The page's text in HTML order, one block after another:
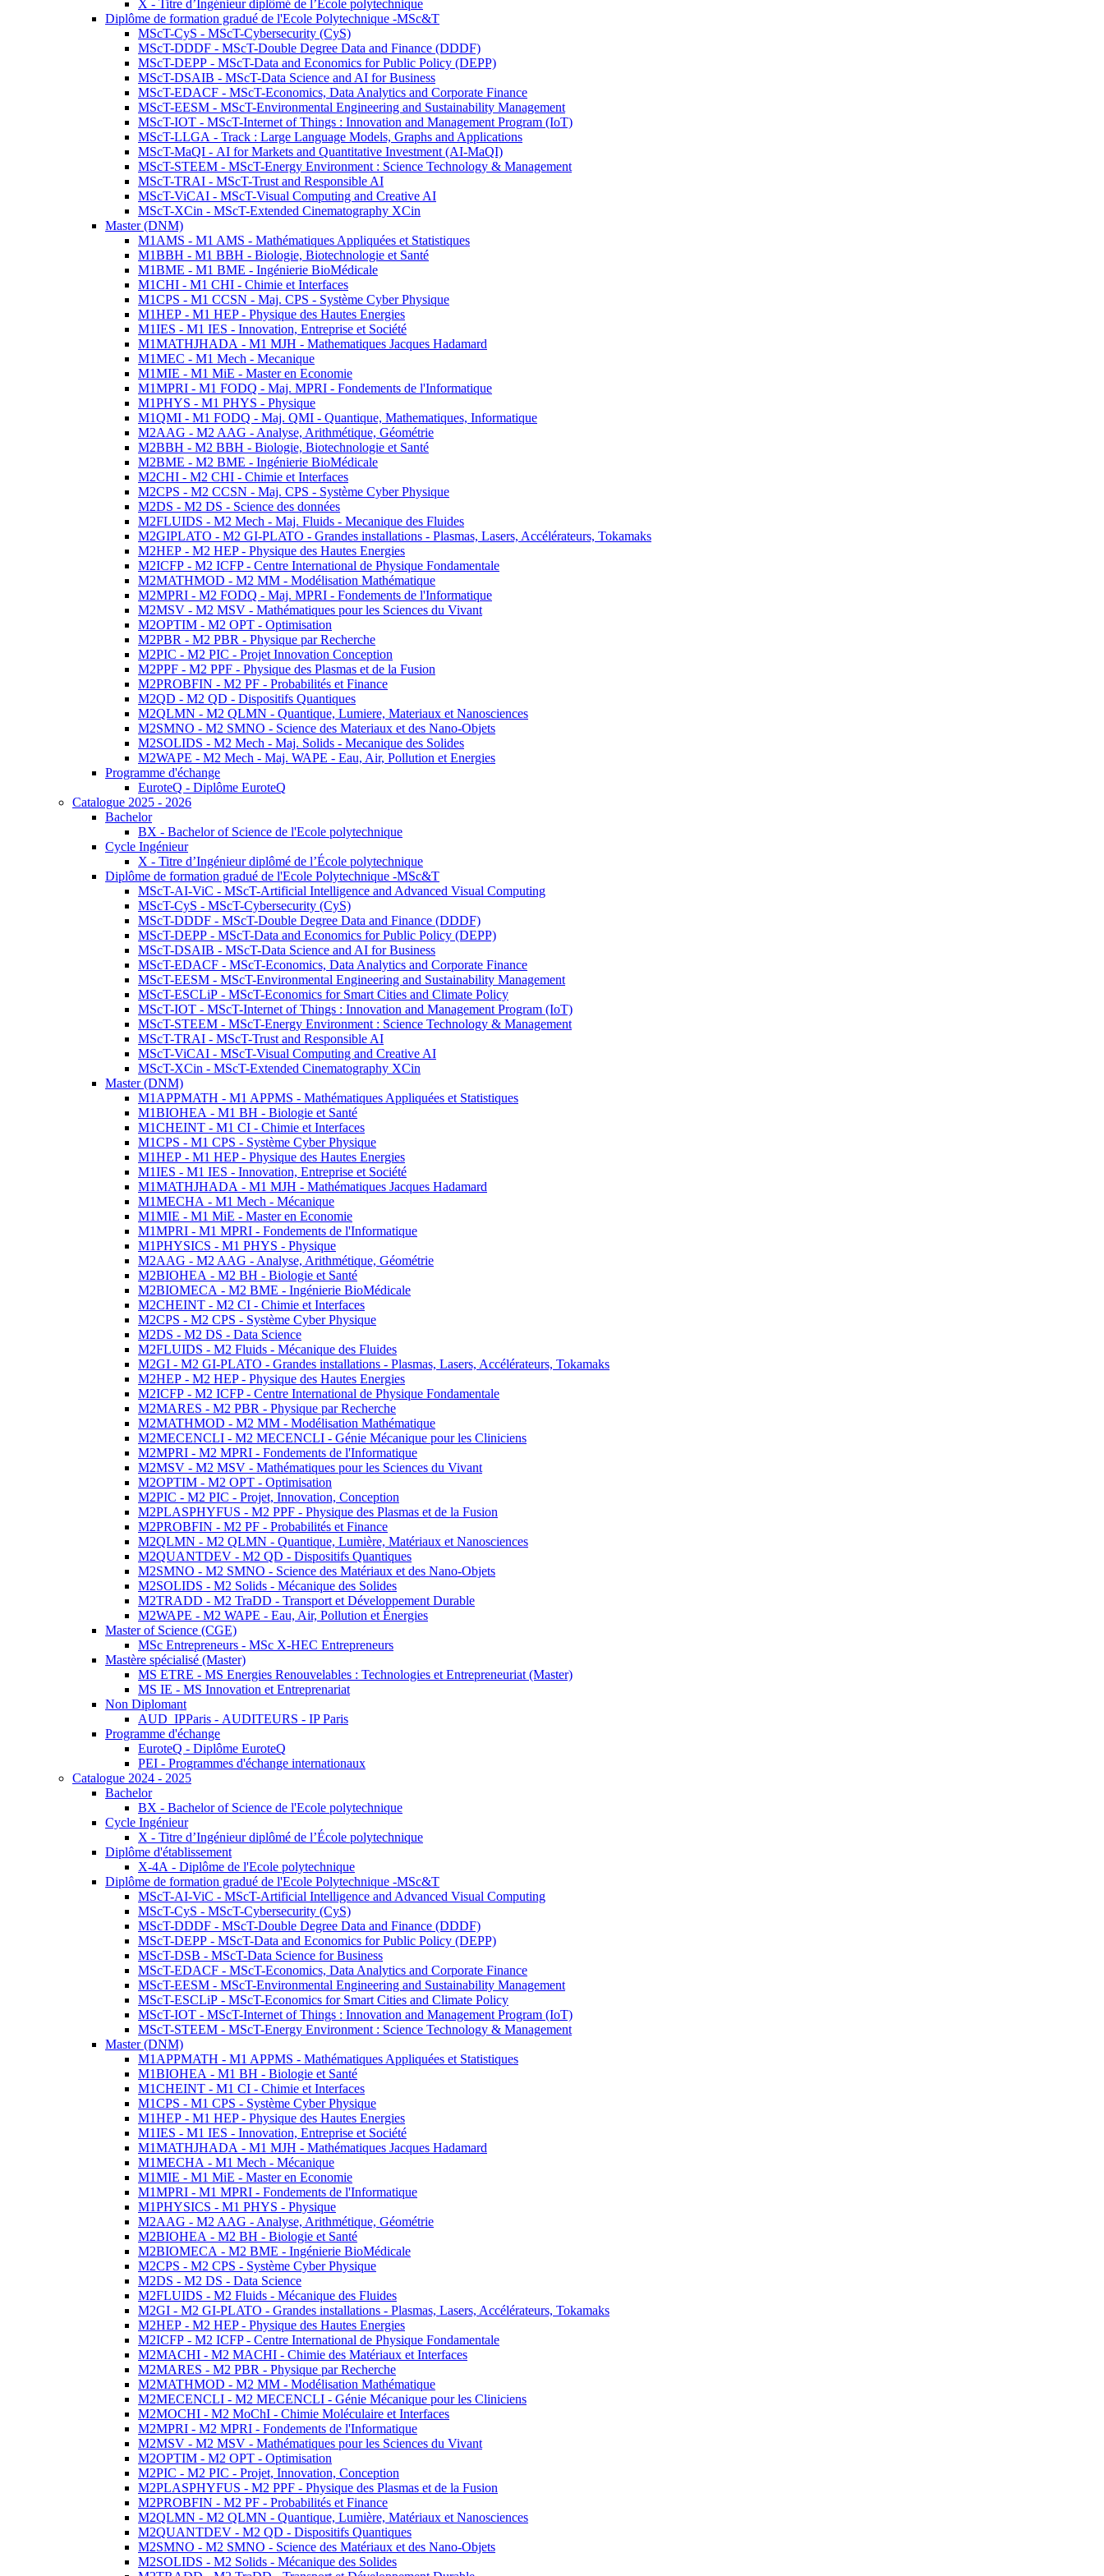
X - Titre d’Ingénieur diplômé de l’École polytechnique
Diplôme de formation gradué de l'Ecole Polytechnique -MSc&T
MScT-CyS - MScT-Cybersecurity (CyS)
MScT-DDDF - MScT-Double Degree Data and Finance (DDDF)
MScT-DEPP - MScT-Data and Economics for Public Policy (DEPP)
MScT-DSAIB - MScT-Data Science and AI for Business
MScT-EDACF - MScT-Economics, Data Analytics and Corporate Finance
MScT-EESM - MScT-Environmental Engineering and Sustainability Management
MScT-IOT - MScT-Internet of Things : Innovation and Management Program (IoT)
MScT-LLGA - Track : Large Language Models, Graphs and Applications
MScT-MaQI - AI for Markets and Quantitative Investment (AI-MaQI)
MScT-STEEM - MScT-Energy Environment : Science Technology & Management
MScT-TRAI - MScT-Trust and Responsible AI
MScT-ViCAI - MScT-Visual Computing and Creative AI
MScT-XCin - MScT-Extended Cinematography XCin
Master (DNM)
M1AMS - M1 AMS - Mathématiques Appliquées et Statistiques
M1BBH - M1 BBH - Biologie, Biotechnologie et Santé
M1BME - M1 BME - Ingénierie BioMédicale
M1CHI - M1 CHI - Chimie et Interfaces
M1CPS - M1 CCSN - Maj. CPS - Système Cyber Physique
M1HEP - M1 HEP - Physique des Hautes Energies
M1IES - M1 IES - Innovation, Entreprise et Société
M1MATHJHADA - M1 MJH - Mathematiques Jacques Hadamard
M1MEC - M1 Mech - Mecanique
M1MIE - M1 MiE - Master en Economie
M1MPRI - M1 FODQ - Maj. MPRI - Fondements de l'Informatique
M1PHYS - M1 PHYS - Physique
M1QMI - M1 FODQ - Maj. QMI - Quantique, Mathematiques, Informatique
M2AAG - M2 AAG - Analyse, Arithmétique, Géométrie
M2BBH - M2 BBH - Biologie, Biotechnologie et Santé
M2BME - M2 BME - Ingénierie BioMédicale
M2CHI - M2 CHI - Chimie et Interfaces
M2CPS - M2 CCSN - Maj. CPS - Système Cyber Physique
M2DS - M2 DS - Science des données
M2FLUIDS - M2 Mech - Maj. Fluids - Mecanique des Fluides
M2GIPLATO - M2 GI-PLATO - Grandes installations - Plasmas, Lasers, Accélérateurs, Tokamaks
M2HEP - M2 HEP - Physique des Hautes Energies
M2ICFP - M2 ICFP - Centre International de Physique Fondamentale
M2MATHMOD - M2 MM - Modélisation Mathématique
M2MPRI - M2 FODQ - Maj. MPRI - Fondements de l'Informatique
M2MSV - M2 MSV - Mathématiques pour les Sciences du Vivant
M2OPTIM - M2 OPT - Optimisation
M2PBR - M2 PBR - Physique par Recherche
M2PIC - M2 PIC - Projet Innovation Conception
M2PPF - M2 PPF - Physique des Plasmas et de la Fusion
M2PROBFIN - M2 PF - Probabilités et Finance
M2QD - M2 QD - Dispositifs Quantiques
M2QLMN - M2 QLMN - Quantique, Lumiere, Materiaux et Nanosciences
M2SMNO - M2 SMNO - Science des Materiaux et des Nano-Objets
M2SOLIDS - M2 Mech - Maj. Solids - Mecanique des Solides
M2WAPE - M2 Mech - Maj. WAPE - Eau, Air, Pollution et Energies
Programme d'échange
EuroteQ - Diplôme EuroteQ
Catalogue 2025 - 2026
Bachelor
BX - Bachelor of Science de l'Ecole polytechnique
Cycle Ingénieur
X - Titre d’Ingénieur diplômé de l’École polytechnique
Diplôme de formation gradué de l'Ecole Polytechnique -MSc&T
MScT-AI-ViC - MScT-Artificial Intelligence and Advanced Visual Computing
MScT-CyS - MScT-Cybersecurity (CyS)
MScT-DDDF - MScT-Double Degree Data and Finance (DDDF)
MScT-DEPP - MScT-Data and Economics for Public Policy (DEPP)
MScT-DSAIB - MScT-Data Science and AI for Business
MScT-EDACF - MScT-Economics, Data Analytics and Corporate Finance
MScT-EESM - MScT-Environmental Engineering and Sustainability Management
MScT-ESCLiP - MScT-Economics for Smart Cities and Climate Policy
MScT-IOT - MScT-Internet of Things : Innovation and Management Program (IoT)
MScT-STEEM - MScT-Energy Environment : Science Technology & Management
MScT-TRAI - MScT-Trust and Responsible AI
MScT-ViCAI - MScT-Visual Computing and Creative AI
MScT-XCin - MScT-Extended Cinematography XCin
Master (DNM)
M1APPMATH - M1 APPMS - Mathématiques Appliquées et Statistiques
M1BIOHEA - M1 BH - Biologie et Santé
M1CHEINT - M1 CI - Chimie et Interfaces
M1CPS - M1 CPS - Système Cyber Physique
M1HEP - M1 HEP - Physique des Hautes Energies
M1IES - M1 IES - Innovation, Entreprise et Société
M1MATHJHADA - M1 MJH - Mathématiques Jacques Hadamard
M1MECHA - M1 Mech - Mécanique
M1MIE - M1 MiE - Master en Economie
M1MPRI - M1 MPRI - Fondements de l'Informatique
M1PHYSICS - M1 PHYS - Physique
M2AAG - M2 AAG - Analyse, Arithmétique, Géométrie
M2BIOHEA - M2 BH - Biologie et Santé
M2BIOMECA - M2 BME - Ingénierie BioMédicale
M2CHEINT - M2 CI - Chimie et Interfaces
M2CPS - M2 CPS - Système Cyber Physique
M2DS - M2 DS - Data Science
M2FLUIDS - M2 Fluids - Mécanique des Fluides
M2GI - M2 GI-PLATO - Grandes installations - Plasmas, Lasers, Accélérateurs, Tokamaks
M2HEP - M2 HEP - Physique des Hautes Energies
M2ICFP - M2 ICFP - Centre International de Physique Fondamentale
M2MARES - M2 PBR - Physique par Recherche
M2MATHMOD - M2 MM - Modélisation Mathématique
M2MECENCLI - M2 MECENCLI - Génie Mécanique pour les Cliniciens
M2MPRI - M2 MPRI - Fondements de l'Informatique
M2MSV - M2 MSV - Mathématiques pour les Sciences du Vivant
M2OPTIM - M2 OPT - Optimisation
M2PIC - M2 PIC - Projet, Innovation, Conception
M2PLASPHYFUS - M2 PPF - Physique des Plasmas et de la Fusion
M2PROBFIN - M2 PF - Probabilités et Finance
M2QLMN - M2 QLMN - Quantique, Lumière, Matériaux et Nanosciences
M2QUANTDEV - M2 QD - Dispositifs Quantiques
M2SMNO - M2 SMNO - Science des Matériaux et des Nano-Objets
M2SOLIDS - M2 Solids - Mécanique des Solides
M2TRADD - M2 TraDD - Transport et Développement Durable
M2WAPE - M2 WAPE - Eau, Air, Pollution et Énergies
Master of Science (CGE)
MSc Entrepreneurs - MSc X-HEC Entrepreneurs
Mastère spécialisé (Master)
MS ETRE - MS Energies Renouvelables : Technologies et Entrepreneuriat (Master)
MS IE - MS Innovation et Entreprenariat
Non Diplomant
AUD_IPParis - AUDITEURS - IP Paris
Programme d'échange
EuroteQ - Diplôme EuroteQ
PEI - Programmes d'échange internationaux
Catalogue 2024 - 2025
Bachelor
BX - Bachelor of Science de l'Ecole polytechnique
Cycle Ingénieur
X - Titre d’Ingénieur diplômé de l’École polytechnique
Diplôme d'établissement
X-4A - Diplôme de l'Ecole polytechnique
Diplôme de formation gradué de l'Ecole Polytechnique -MSc&T
MScT-AI-ViC - MScT-Artificial Intelligence and Advanced Visual Computing
MScT-CyS - MScT-Cybersecurity (CyS)
MScT-DDDF - MScT-Double Degree Data and Finance (DDDF)
MScT-DEPP - MScT-Data and Economics for Public Policy (DEPP)
MScT-DSB - MScT-Data Science for Business
MScT-EDACF - MScT-Economics, Data Analytics and Corporate Finance
MScT-EESM - MScT-Environmental Engineering and Sustainability Management
MScT-ESCLiP - MScT-Economics for Smart Cities and Climate Policy
MScT-IOT - MScT-Internet of Things : Innovation and Management Program (IoT)
MScT-STEEM - MScT-Energy Environment : Science Technology & Management
Master (DNM)
M1APPMATH - M1 APPMS - Mathématiques Appliquées et Statistiques
M1BIOHEA - M1 BH - Biologie et Santé
M1CHEINT - M1 CI - Chimie et Interfaces
M1CPS - M1 CPS - Système Cyber Physique
M1HEP - M1 HEP - Physique des Hautes Energies
M1IES - M1 IES - Innovation, Entreprise et Société
M1MATHJHADA - M1 MJH - Mathématiques Jacques Hadamard
M1MECHA - M1 Mech - Mécanique
M1MIE - M1 MiE - Master en Economie
M1MPRI - M1 MPRI - Fondements de l'Informatique
M1PHYSICS - M1 PHYS - Physique
M2AAG - M2 AAG - Analyse, Arithmétique, Géométrie
M2BIOHEA - M2 BH - Biologie et Santé
M2BIOMECA - M2 BME - Ingénierie BioMédicale
M2CPS - M2 CPS - Système Cyber Physique
M2DS - M2 DS - Data Science
M2FLUIDS - M2 Fluids - Mécanique des Fluides
M2GI - M2 GI-PLATO - Grandes installations - Plasmas, Lasers, Accélérateurs, Tokamaks
M2HEP - M2 HEP - Physique des Hautes Energies
M2ICFP - M2 ICFP - Centre International de Physique Fondamentale
M2MACHI - M2 MACHI - Chimie des Matériaux et Interfaces
M2MARES - M2 PBR - Physique par Recherche
M2MATHMOD - M2 MM - Modélisation Mathématique
M2MECENCLI - M2 MECENCLI - Génie Mécanique pour les Cliniciens
M2MOCHI - M2 MoChI - Chimie Moléculaire et Interfaces
M2MPRI - M2 MPRI - Fondements de l'Informatique
M2MSV - M2 MSV - Mathématiques pour les Sciences du Vivant
M2OPTIM - M2 OPT - Optimisation
M2PIC - M2 PIC - Projet, Innovation, Conception
M2PLASPHYFUS - M2 PPF - Physique des Plasmas et de la Fusion
M2PROBFIN - M2 PF - Probabilités et Finance
M2QLMN - M2 QLMN - Quantique, Lumière, Matériaux et Nanosciences
M2QUANTDEV - M2 QD - Dispositifs Quantiques
M2SMNO - M2 SMNO - Science des Matériaux et des Nano-Objets
M2SOLIDS - M2 Solids - Mécanique des Solides